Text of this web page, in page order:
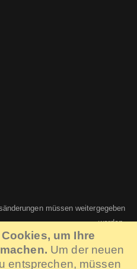
um Ihre
Um der neuen
entsprechen, müssen
müssen weitergegeben
werden.
Berlin